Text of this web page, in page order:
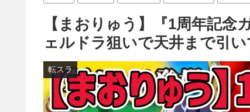
【まおりゅう】『1周年記
ェルドラ狙いで天井まで引い
転スラ